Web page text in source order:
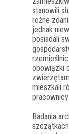
stanowili
rożne
jednak
posiadali
obowiązki
mieszkali
Badania